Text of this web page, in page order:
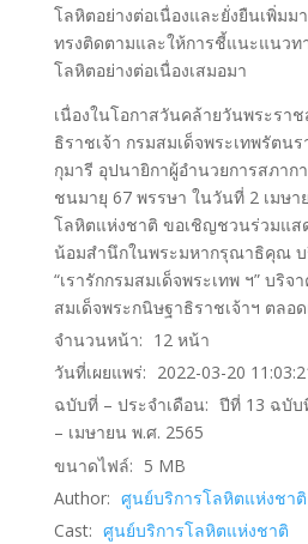
โลหิตอย่างต่อเนื่องและยั่งยืนเพิ่ม
ทรงติดตามและให้การชี้แนะแนวท
โลหิตอย่างต่อเนื่องเสมอมา
เนื่องในโอกาสวันคล้ายวันพระรา
ธิราชเจ้า กรมสมเด็จพระเทพรัตน
กุมารี อุปนายิกาผู้อำนวยการสภาก
ชนมายุ 67 พรรษา ในวันที่ 2 เมษา
โลหิตแห่งชาติ ขอเชิญชวนร่วมแส
น้อมสำนึกในพระมหากรุณาธิคุณ บ
“เรารักกรมสมเด็จพระเทพ ฯ” บริ
สมเด็จพระกนิษฐาธิราชเจ้าฯ ตลอ
จำนวนหน้า: 12 หน้า
วันที่เผยแพร่: 2022-03-20
ฉบับที่ – ประจำเดือน: ปีที่ 13 ฉบับ
– เมษายน พ.ศ. 2565
ขนาดไฟล์: 5 MB
Author: ศูนย์บริการโลหิตแห่งชาติ
Cast: ศูนย์บริการโลหิตแห่งชาติ